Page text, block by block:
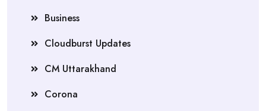
Business
Cloudburst Updates
CM Uttarakhand
Corona